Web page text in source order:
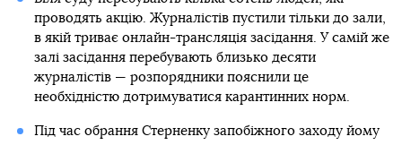
проводять акцію. Журналістів пустили тільки до зали,
в якій триває онлайн-трансляція засідання. У самій же
залі засідання перебувають близько десяти
журналістів — розпорядники пояснили це
необхідністю дотримуватися карантинних норм.
Під час обрання Стерненку запобіжного заходу йому